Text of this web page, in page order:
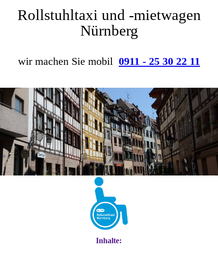
Rollstuhltaxi und -mietwagen
Nürnberg
wir machen Sie mobil 0911 - 25 30 22 11
Inhalte: